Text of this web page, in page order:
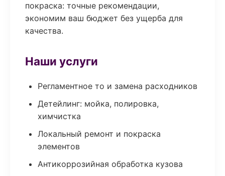
покраска: точные рекомендации,
экономим ваш бюджет без ущерба для
качества.
Наши услуги
Регламентное то и замена расходников
Детейлинг: мойка, полировка,
химчистка
Локальный ремонт и покраска
элементов
Антикоррозийная обработка кузова